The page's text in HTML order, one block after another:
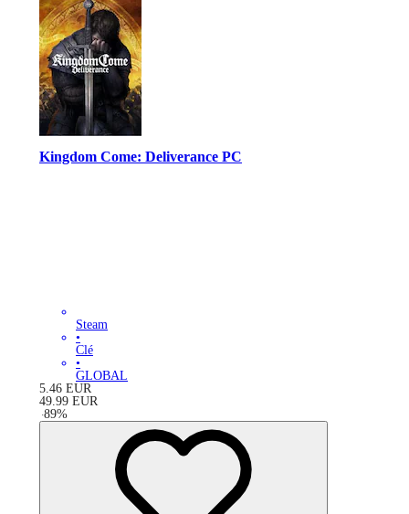
Kingdom Come: Deliverance PC
Steam
•
Clé
•
GLOBAL
5.46 EUR
49.99 EUR
-89%